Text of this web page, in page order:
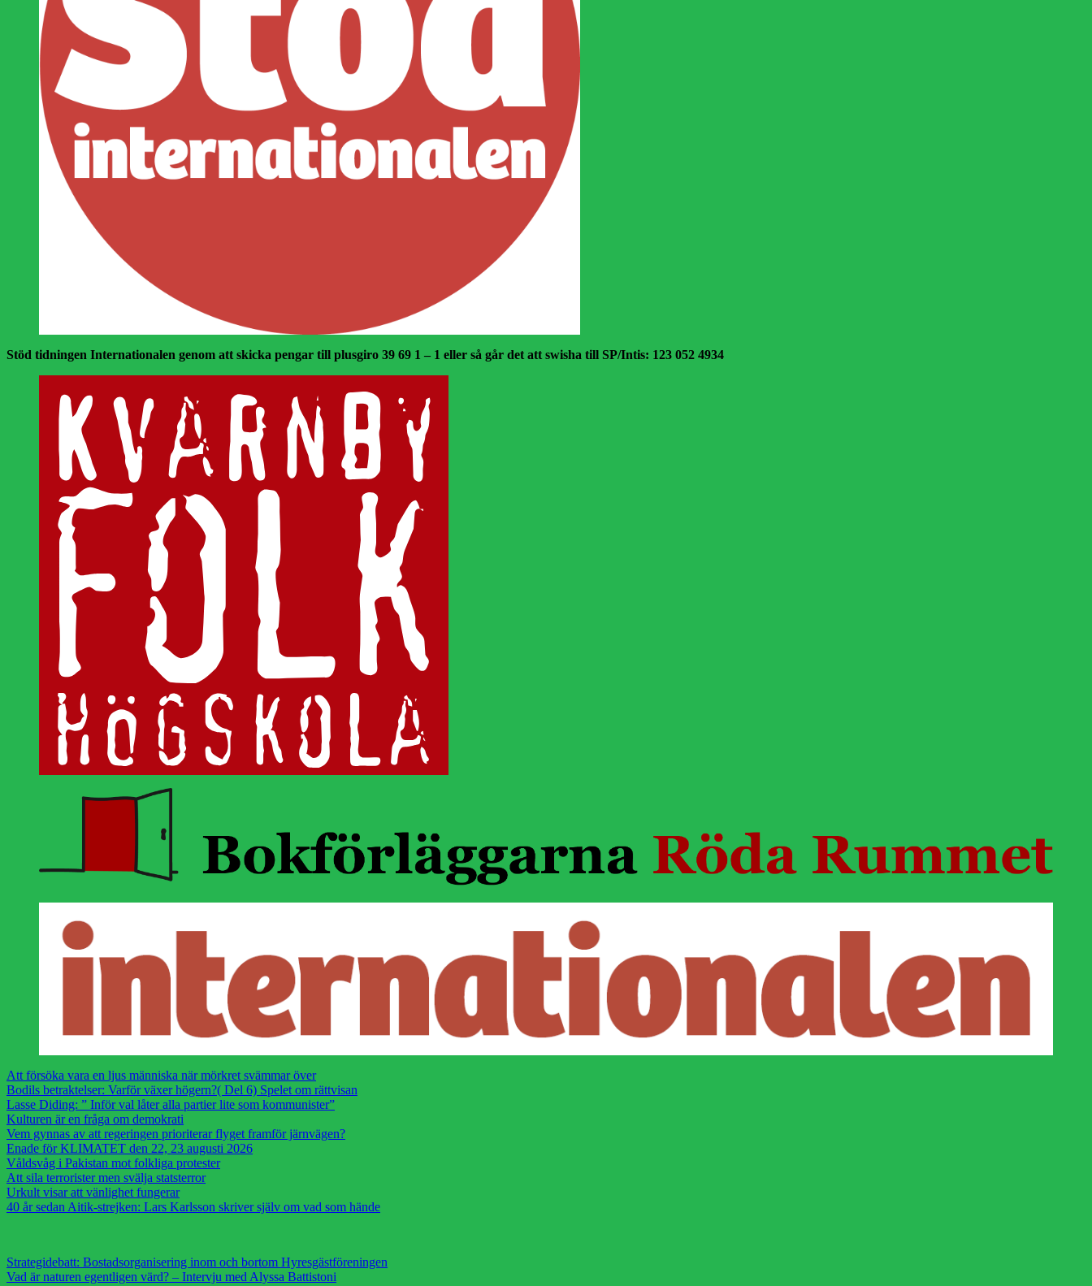
Stöd tidningen Internationalen genom att skicka pengar till plusgiro 39 69 1 – 1 eller så går det att swisha till SP/Intis: 123 052 4934
Att försöka vara en ljus människa när mörkret svämmar över
Bodils betraktelser: Varför växer högern?( Del 6) Spelet om rättvisan
Lasse Diding: ” Inför val låter alla partier lite som kommunister”
Kulturen är en fråga om demokrati
Vem gynnas av att regeringen prioriterar flyget framför järnvägen?
Enade för KLIMATET den 22, 23 augusti 2026
Våldsvåg i Pakistan mot folkliga protester
Att sila terrorister men svälja statsterror
Urkult visar att vänlighet fungerar
40 år sedan Aitik-strejken: Lars Karlsson skriver själv om vad som hände
Strategidebatt: Bostadsorganisering inom och bortom Hyresgästföreningen
Vad är naturen egentligen värd? – Intervju med Alyssa Battistoni